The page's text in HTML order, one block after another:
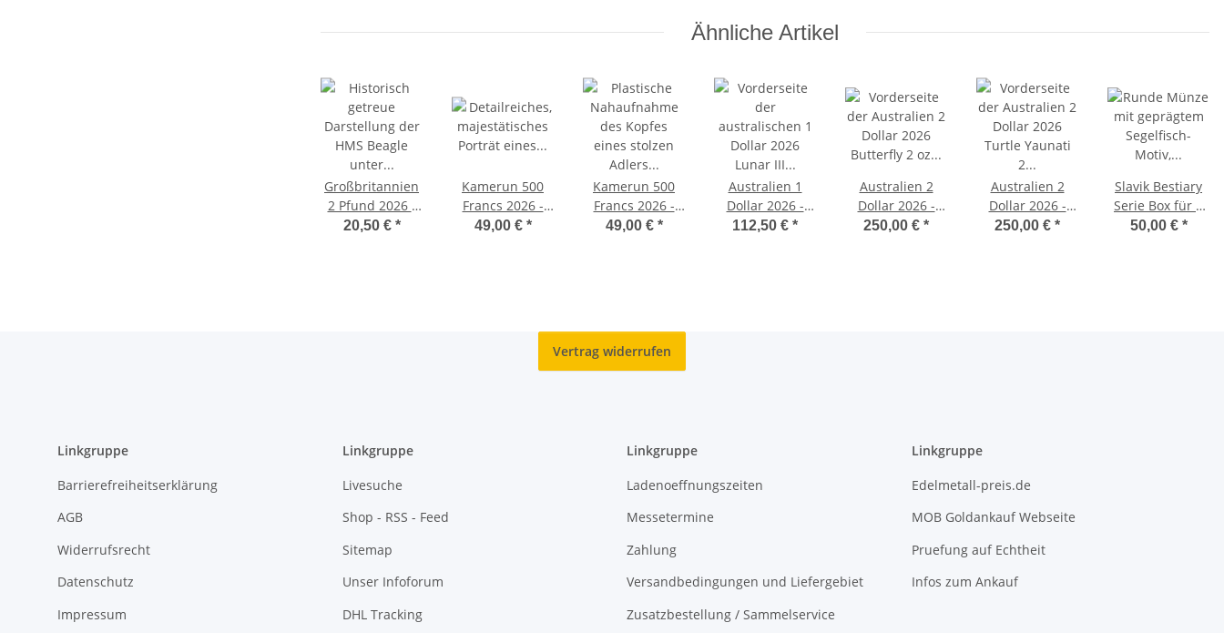
Ähnliche Artikel
Großbritannien
2 Pfund 2026 -
HMS Beagle
20,50 € *
Kamerun 500
Francs 2026 -
Cinco Grandes -
49,00 € *
Kamerun 500
Francs 2026 -
Cinco Grandes -
49,00 € *
Australien 1
Dollar 2026 -
Lunar III - Jahr
112,50 € *
Australien 2
Dollar 2026 -
Butterfly - 2 oz -
250,00 € *
Australien 2
Dollar 2026 -
Turtle Yaunati -
250,00 € *
Slavik Bestiary
Serie Box für 2
oz
50,00 € *
Vertrag widerrufen
Linkgruppe
Barrierefreiheitserklärung
AGB
Widerrufsrecht
Datenschutz
Impressum
Linkgruppe
Livesuche
Shop - RSS - Feed
Sitemap
Unser Infoforum
DHL Tracking
Linkgruppe
Ladenoeffnungszeiten
Messetermine
Zahlung
Versandbedingungen und Liefergebiet
Zusatzbestellung / Sammelservice
Linkgruppe
Edelmetall-preis.de
MOB Goldankauf Webseite
Pruefung auf Echtheit
Infos zum Ankauf